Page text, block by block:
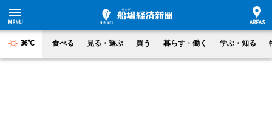
36°C 食べる 見る・遊ぶ 買う 暮らす・働く 学ぶ・知る